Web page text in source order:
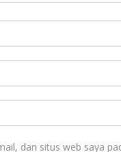
dan situs web saya